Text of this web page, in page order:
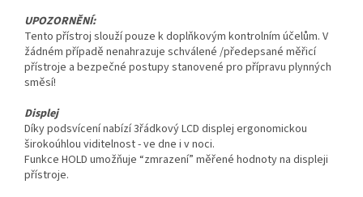
UPOZORNĚNÍ:
Tento přístroj slouží pouze k doplňkovým kontrolním účelům. V
žádném případě nenahrazuje schválené /předepsané měřicí
přístroje a bezpečné postupy stanovené pro přípravu plynných
směsí!
Displej
Díky podsvícení nabízí 3řádkový LCD displej ergonomickou
širokoúhlou viditelnost - ve dne i v noci.
Funkce HOLD umožňuje “zmrazení” měřené hodnoty na displeji
přístroje.